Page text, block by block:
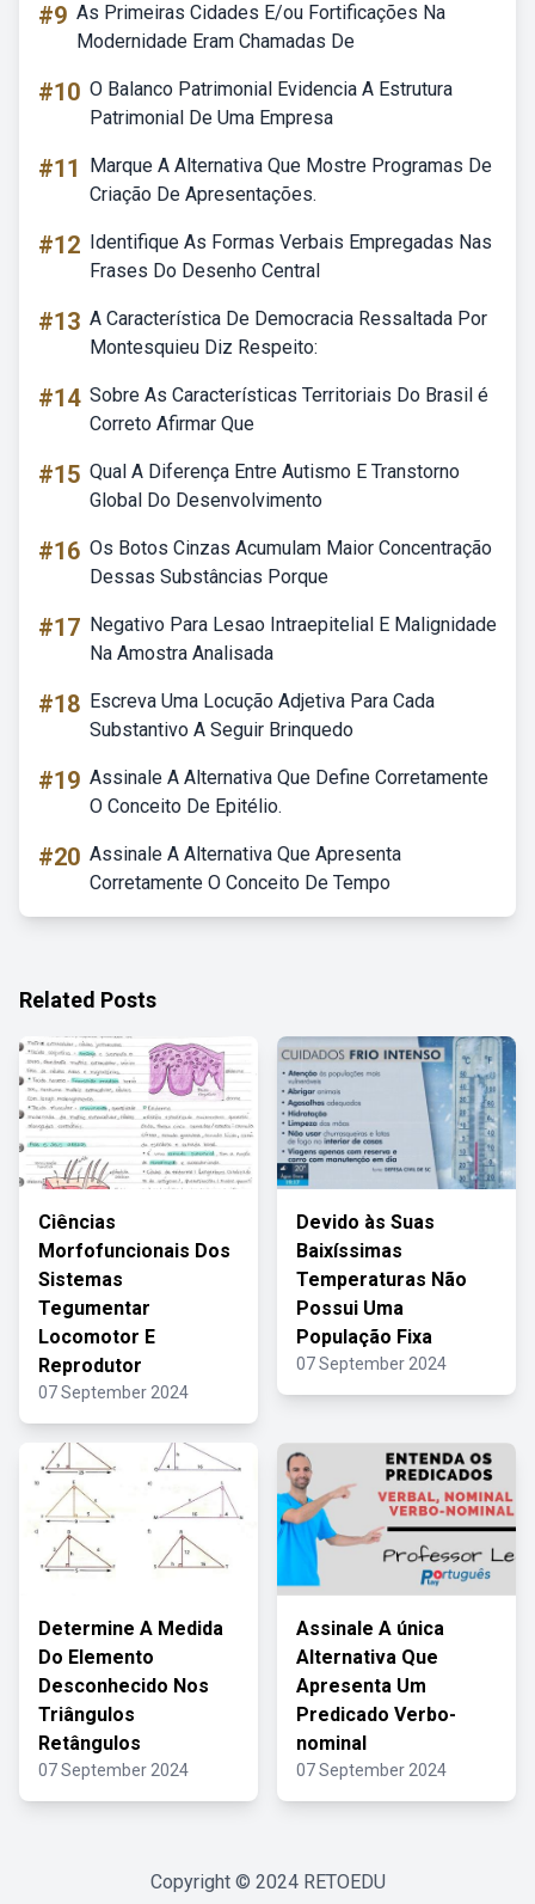
#9 As Primeiras Cidades E/ou Fortificações Na
Modernidade Eram Chamadas De
#10 O Balanco Patrimonial Evidencia A Estrutura
Patrimonial De Uma Empresa
#11
Marque A Alternativa Que Mostre Programas De
Criação De Apresentações.
#12 Identifique As Formas Verbais Empregadas Nas
Frases Do Desenho Central
#13 A Característica De Democracia Ressaltada Por
Montesquieu Diz Respeito:
#14 Sobre As Características Territoriais Do Brasil é
Correto Afirmar Que
#15 Qual A Diferença Entre Autismo E Transtorno
Global Do Desenvolvimento
#16 Os Botos Cinzas Acumulam Maior Concentração
Dessas Substâncias Porque
#17 Negativo Para Lesao Intraepitelial E Malignidade
Na Amostra Analisada
#18 Escreva Uma Locução Adjetiva Para Cada
Substantivo A Seguir Brinquedo
#19 Assinale A Alternativa Que Define Corretamente
O Conceito De Epitélio.
#20 Assinale A Alternativa Que Apresenta
Corretamente O Conceito De Tempo
Related Posts
Ciências
Morfofuncionais Dos
Sistemas
Tegumentar
Locomotor E
Reprodutor
07 September 2024
Devido às Suas
Baixíssimas
Temperaturas Não
Possui Uma
População Fixa
07 September 2024
Determine A Medida
Do Elemento
Desconhecido Nos
Triângulos
Retângulos
07 September 2024
Assinale A única
Alternativa Que
Apresenta Um
Predicado Verbo-
nominal
07 September 2024
Copyright © 2024 RETOEDU